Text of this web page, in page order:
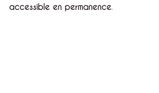
accessible en permanence.